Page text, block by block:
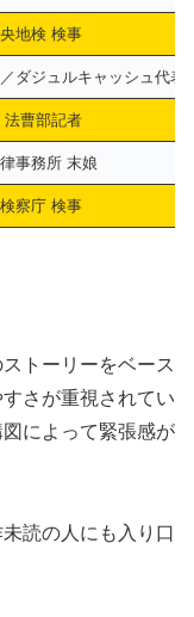
地検 検事
ダジュルキャッシュ代表
法曹部記者
事務所 末娘
察庁 検事
トーリーをベース
さが重視されてい
によって緊張感が
読の人にも入り口